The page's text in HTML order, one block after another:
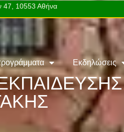
10553 Αθήνα
Εκδηλώσεις